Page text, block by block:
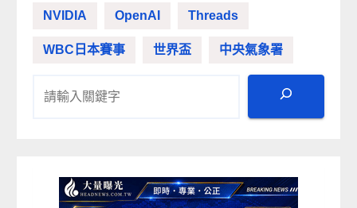
NVIDIA OpenAI Threads
WBC日本賽事 世界盃 中央氣象署
搜尋